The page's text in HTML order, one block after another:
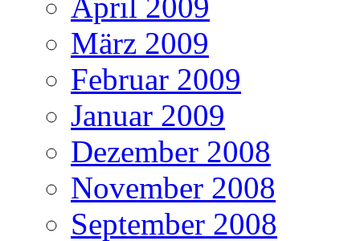
März 2009
Februar 2009
Januar 2009
Dezember 2008
November 2008
September 2008